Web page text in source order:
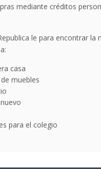
mediante créditos
le para encontrar la
casa
muebles
para el colegio